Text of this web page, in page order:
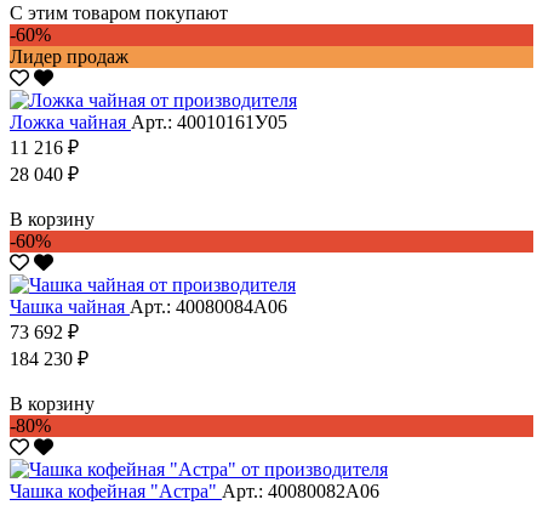
С этим товаром покупают
-60%
Лидер продаж
Ложка чайная Арт.: 40010161У05
11 216 ₽
28 040 ₽
В корзину
-60%
Чашка чайная Арт.: 40080084А06
73 692 ₽
184 230 ₽
В корзину
-80%
Чашка кофейная "Астра" Арт.: 40080082А06